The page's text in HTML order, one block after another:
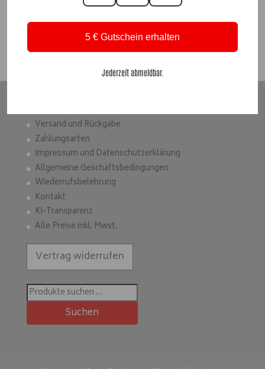
Suchen
Versand und Rückgabe
Zahlungsarten
Impressum und Datenschutzerklärung
Allgemeine Geschäftsbedingungen
Wiederrufsbelehrung
Kontakt
KI-Transparenz
Alle Preise inkl. Mwst.
Vertrag widerrufen
Suchen
nach:
Suchen
5 € Gutschein erhalten
Jederzeit abmeldbar.